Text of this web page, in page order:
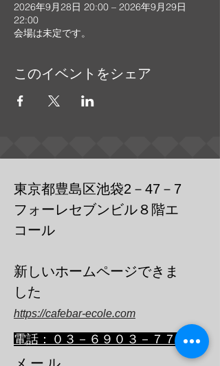
2026年9月28日 20:00 – 2026年9月29日
22:00
会場は未定です。
このイベントをシェア
東京都豊島区池袋2－47－7
フォーレセブンビル８階エ
コール
​新しいホームページできま
した
https://cafebar-ecole.com
​電話：０３－６９０３－７７３６